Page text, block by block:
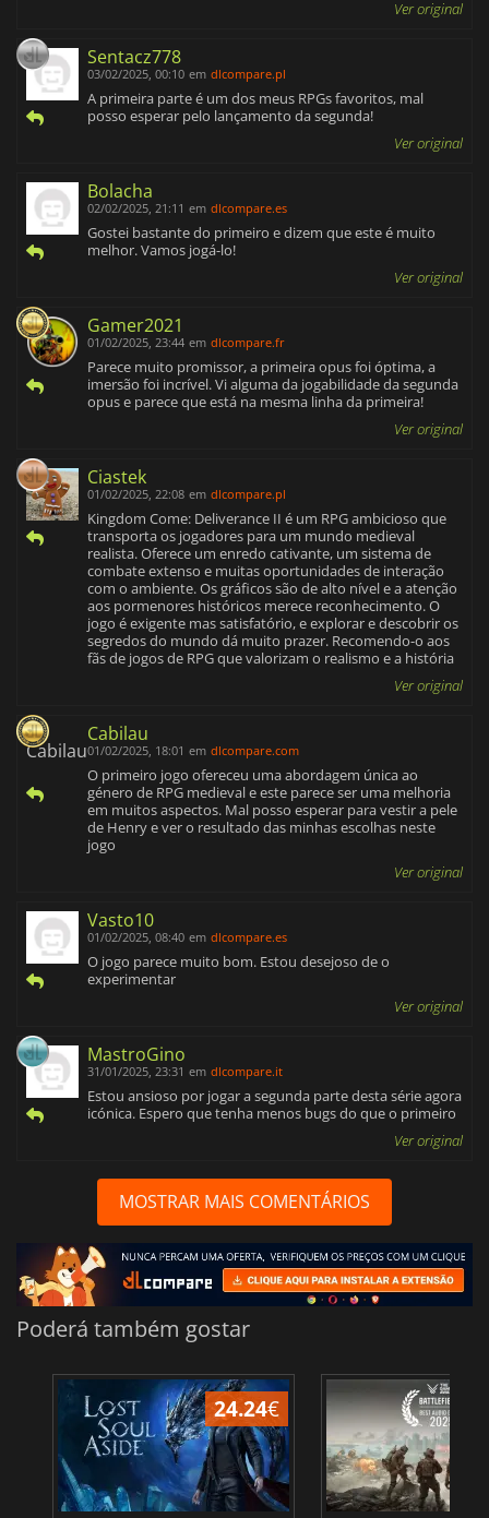
Ver original
Sentacz778
03/02/2025, 00:10 em dlcompare.pl
A primeira parte é um dos meus RPGs favoritos, mal
posso esperar pelo lançamento da segunda!
Ver original
Bolacha
02/02/2025, 21:11 em dlcompare.es
Gostei bastante do primeiro e dizem que este é muito
melhor. Vamos jogá-lo!
Ver original
Gamer2021
01/02/2025, 23:44 em dlcompare.fr
Parece muito promissor, a primeira opus foi óptima, a
imersão foi incrível. Vi alguma da jogabilidade da segunda
opus e parece que está na mesma linha da primeira!
Ver original
Ciastek
01/02/2025, 22:08 em dlcompare.pl
Kingdom Come: Deliverance II é um RPG ambicioso que
transporta os jogadores para um mundo medieval
realista. Oferece um enredo cativante, um sistema de
combate extenso e muitas oportunidades de interação
com o ambiente. Os gráficos são de alto nível e a atenção
aos pormenores históricos merece reconhecimento. O
jogo é exigente mas satisfatório, e explorar e descobrir os
segredos do mundo dá muito prazer. Recomendo-o aos
fãs de jogos de RPG que valorizam o realismo e a história
Ver original
Cabilau
01/02/2025, 18:01 em dlcompare.com
O primeiro jogo ofereceu uma abordagem única ao
género de RPG medieval e este parece ser uma melhoria
em muitos aspectos. Mal posso esperar para vestir a pele
de Henry e ver o resultado das minhas escolhas neste
jogo
Ver original
Vasto10
01/02/2025, 08:40 em dlcompare.es
O jogo parece muito bom. Estou desejoso de o
experimentar
Ver original
MastroGino
31/01/2025, 23:31 em dlcompare.it
Estou ansioso por jogar a segunda parte desta série agora
icónica. Espero que tenha menos bugs do que o primeiro
Ver original
MOSTRAR MAIS COMENTÁRIOS
Poderá também gostar
24.24€